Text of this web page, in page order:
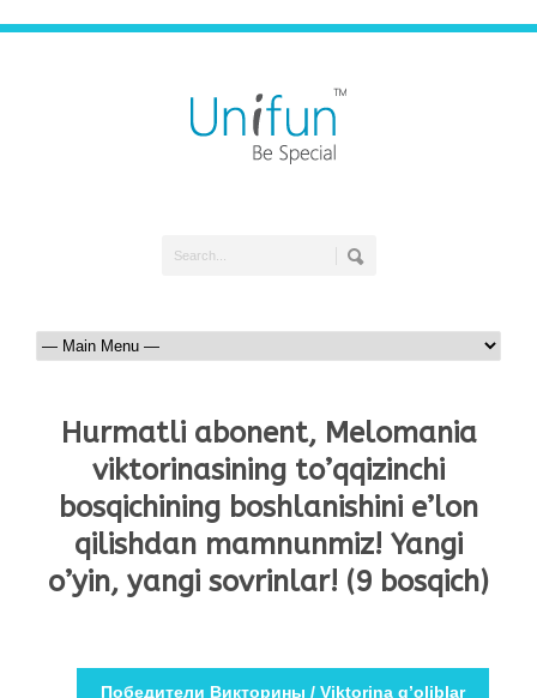
Hurmatli abonent, Melomania
viktorinasining to’qqizinchi
bosqichining boshlanishini e’lon
qilishdan mamnunmiz! Yangi
o’yin, yangi sovrinlar! (9 bosqich)
Победители Викторины / Viktorina g’oliblar